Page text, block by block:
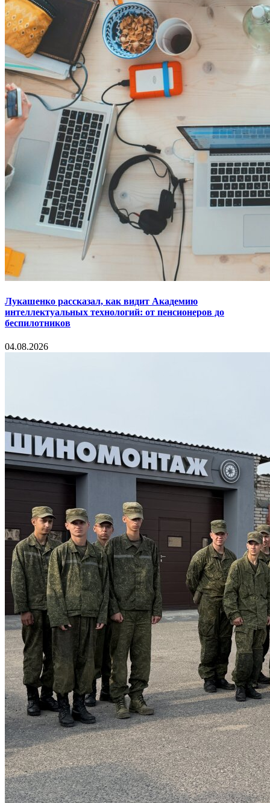
Лукашенко рассказал, как видит Академию
интеллектуальных технологий: от пенсионеров до
беспилотников
04.08.2026